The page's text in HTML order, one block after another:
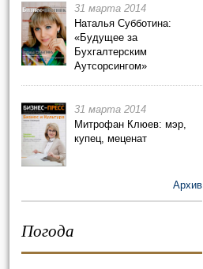
31 марта 2014
Наталья Субботина:
«Будущее за
Бухгалтерским
Аутсорсингом»
31 марта 2014
Митрофан Клюев: мэр,
купец, меценат
Архив
Погода